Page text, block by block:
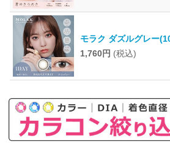
モラク ダズルグレー
1,760円 (税込)